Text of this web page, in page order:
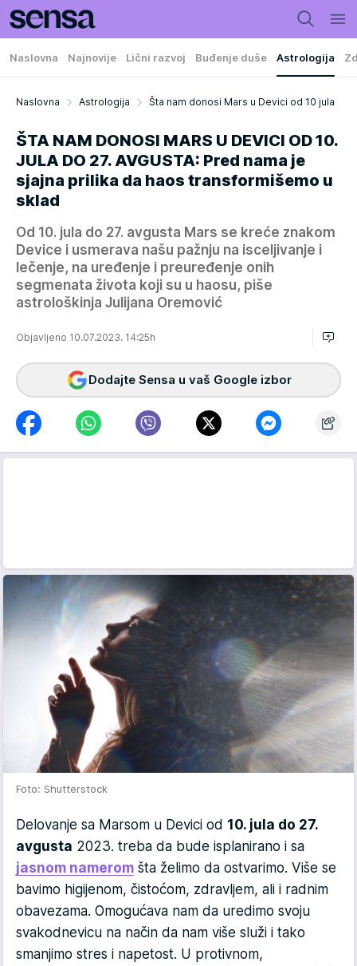
Naslovna Najnovije Lični razvoj Buđenje duše Astrologija
Naslovna Astrologija Šta nam donosi Mars u Devici od 10 jula
ŠTA NAM DONOSI MARS U DEVICI OD 10.
JULA DO 27. AVGUSTA: Pred nama je
sjajna prilika da haos transformišemo u
sklad
Od 10. jula do 27. avgusta Mars se kreće znakom
Device i usmerava našu pažnju na isceljivanje i
lečenje, na uređenje i preuređenje onih
segmenata života koji su u haosu, piše
astrološkinja Julijana Oremović
Objavljeno 10.07.2023. 14:25h
Dodajte Sensa u vaš Google izbor
Foto: Shutterstock
Delovanje sa Marsom u Devici od 10. jula do 27.
avgusta 2023. treba da bude isplanirano i sa
jasnom namerom šta želimo da ostvarimo. Više se
bavimo higijenom, čistoćom, zdravljem, ali i radnim
obavezama. Omogućava nam da uredimo svoju
svakodnevicu na način da nam više služi i tako
smanjimo stres i napetost. U protivnom,